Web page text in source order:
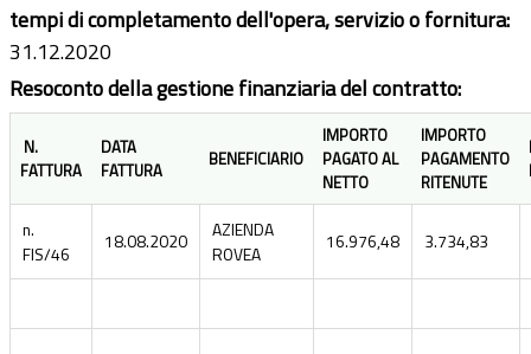
tempi di completamento dell'opera, servizio o fornitura:
31.12.2020
Resoconto della gestione finanziaria del contratto:
N.
FATTURA
DATA
FATTURA
BENEFICIARIO
IMPORTO
PAGATO AL
NETTO
IMPORTO
PAGAMENTO
RITENUTE
n.
FIS/46
18.08.2020
AZIENDA
ROVEA
16.976,48 3.734,83